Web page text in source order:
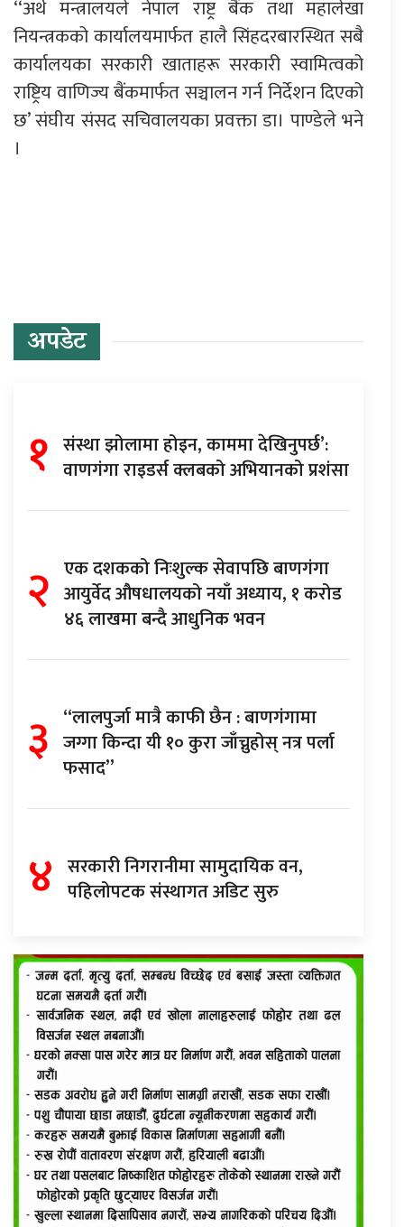
‘‍‘अर्थ मन्त्रालयले नेपाल राष्ट्र बैंक तथा महालेखा
नियन्त्रकको कार्यालयमार्फत हालै सिंहदरबारस्थित सबै
कार्यालयका सरकारी खाताहरू सरकारी स्वामित्वको
राष्ट्रिय वाणिज्य बैंकमार्फत सञ्चालन गर्न निर्देशन दिएको
छ’ संघीय संसद सचिवालयका प्रवक्ता डा। पाण्डेले भने
।
अपडेट
१ संस्था झोलामा होइन, काममा देखिनुपर्छ’:
वाणगंगा राइडर्स क्लबको अभियानको प्रशंसा
२ एक दशकको निःशुल्क सेवापछि बाणगंगा
आयुर्वेद औषधालयको नयाँ अध्याय, १ करोड
४६ लाखमा बन्दै आधुनिक भवन
३ “लालपुर्जा मात्रै काफी छैन : बाणगंगामा
जग्गा किन्दा यी १० कुरा जाँच्नुहोस् नत्र पर्ला
फसाद”
४ सरकारी निगरानीमा सामुदायिक वन,
पहिलोपटक संस्थागत अडिट सुरु